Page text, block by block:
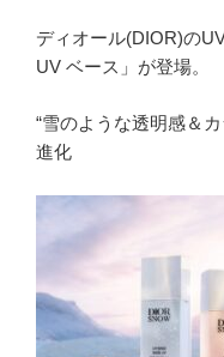
ディオール(DIOR)の
UV ベース」が登場。
“雪のような透明感＆
進化